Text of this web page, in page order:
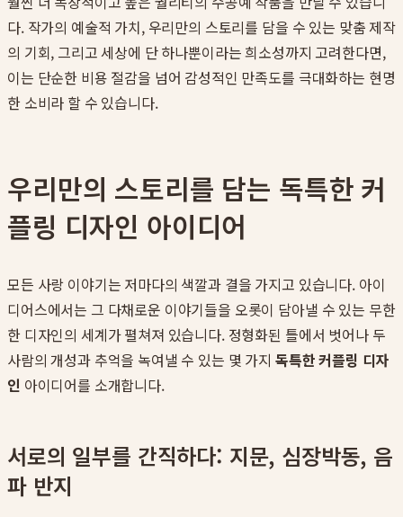
다. 작가의 예술적 가치, 우리만의 스토리를 담을 수 있는 맞춤 제작
의 기회, 그리고 세상에 단 하나뿐이라는 희소성까지 고려한다면,
이는 단순한 비용 절감을 넘어 감성적인 만족도를 극대화하는 현명
한 소비라 할 수 있습니다.
우리만의 스토리를 담는 독특한 커
플링 디자인 아이디어
모든 사랑 이야기는 저마다의 색깔과 결을 가지고 있습니다. 아이
디어스에서는 그 다채로운 이야기들을 오롯이 담아낼 수 있는 무한
한 디자인의 세계가 펼쳐져 있습니다. 정형화된 틀에서 벗어나 두
사람의 개성과 추억을 녹여낼 수 있는 몇 가지 독특한 커플링 디자
인 아이디어를 소개합니다.
서로의 일부를 간직하다: 지문, 심장박동, 음
파 반지